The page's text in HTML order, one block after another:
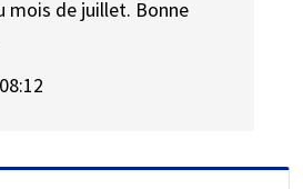
mois de juillet. Bonne